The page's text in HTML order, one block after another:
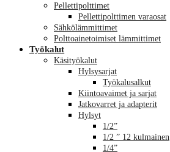
Pellettipolttimet
Pellettipolttimen varaosat
Sähkölämmittimet
Polttoainetoimiset lämmittimet
Työkalut
Käsityökalut
Hylsysarjat
Työkalusalkut
Kiintoavaimet ja sarjat
Jatkovarret ja adapterit
Hylsyt
1/2”
1/2 ” 12 kulmainen
1/4”